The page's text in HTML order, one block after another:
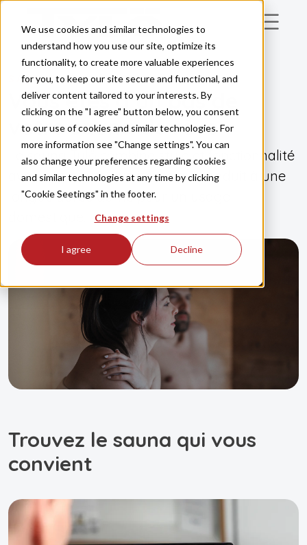
We use cookies and similar technologies to
understand how you use our site, optimize its
functionality, to create more valuable experiences
for you, to keep our site secure and functional, and
deliver content tailored to your interests. By
clicking on the "I agree" button below, you consent
to our use of cookies and similar technologies. For
more information see "Change settings". You can
also change your preferences regarding cookies
and similar technologies at any time by clicking
"Cookie Seetings" in the footer.
Change settings
I agree Decline
Skip to main content
SAUNA
Vous êtes à un pas de
votre sauna de rêve
Le sauna Tylö combine style et fonctionnalité
avec une haute qualité, ce qui conduit à une
longue durée de vie pour un usage
Trouvez le sauna qui vous
convient